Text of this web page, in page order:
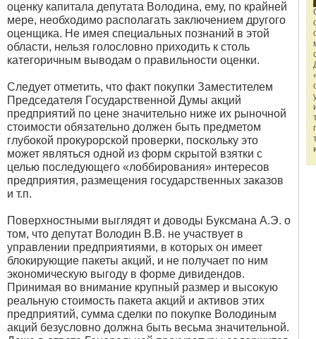
оценку капитала депутата Володина, ему, по крайней
мере, необходимо располагать заключением другого
оценщика. Не имея специальных познаний в этой
области, нельзя голословно приходить к столь
категоричным выводам о правильности оценки.
Следует отметить, что факт покупки Заместителем
Председателя Государственной Думы акций
предприятий по цене значительно ниже их рыночной
стоимости обязательно должен быть предметом
глубокой прокурорской проверки, поскольку это
может являться одной из форм скрытой взятки с
целью последующего «лоббирования» интересов
предприятия, размещения государственных заказов
и т.п.
Поверхностными выглядят и доводы Буксмана А.Э. о
том, что депутат Володин В.В. не участвует в
управлении предприятиями, в которых он имеет
блокирующие пакеты акций, и не получает по ним
экономическую выгоду в форме дивидендов.
Принимая во внимание крупный размер и высокую
реальную стоимость пакета акций и активов этих
предприятий, сумма сделки по покупке Володиным
акций безусловно должна быть весьма значительной.